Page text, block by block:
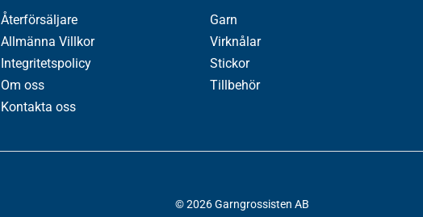
Återförsäljare
Allmänna Villkor
Integritetspolicy
Om oss
Kontakta oss
Garn
Virknålar
Stickor
Tillbehör
© 2026 Garngrossisten AB